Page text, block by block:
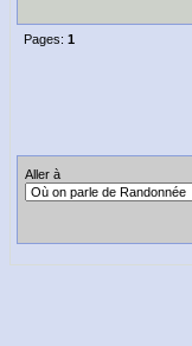
Pages: 1
Aller à